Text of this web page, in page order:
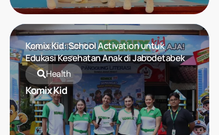
Komix Kid: School Activation untuk
Edukasi Kesehatan Anak di Jabodetabek
Health
Komix Kid